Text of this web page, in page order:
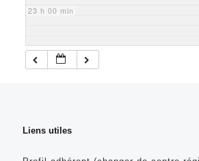
23 h 00 min
Liens utiles